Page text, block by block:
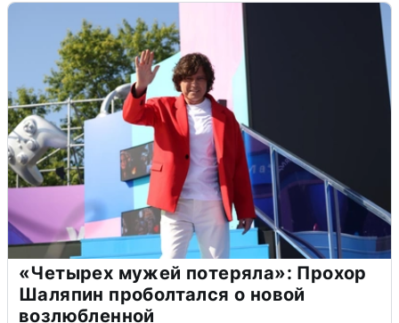
«Четырех мужей потеряла»: Прохор
Шаляпин проболтался о новой
возлюбленной